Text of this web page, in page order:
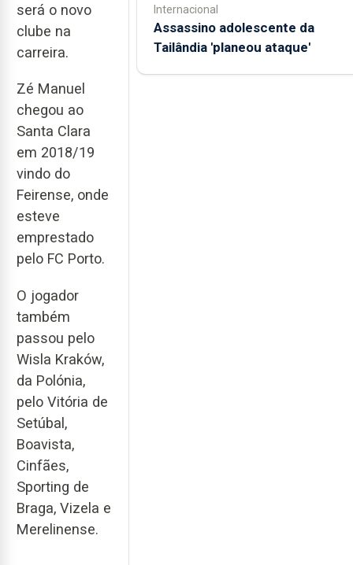
será o novo
clube na
carreira.
Zé Manuel
chegou ao
Santa Clara
em 2018/19
vindo do
Feirense, onde
esteve
emprestado
pelo FC Porto.
O jogador
também
passou pelo
Wisla Kraków,
da Polónia,
pelo Vitória de
Setúbal,
Boavista,
Cinfães,
Sporting de
Braga, Vizela e
Merelinense.
Internacional
Assassino adolescente da
Tailândia 'planeou ataque'